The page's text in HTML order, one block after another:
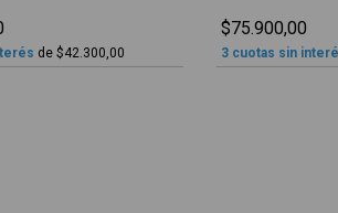
de $42.300,00
$75.900,00
3 cuotas sin